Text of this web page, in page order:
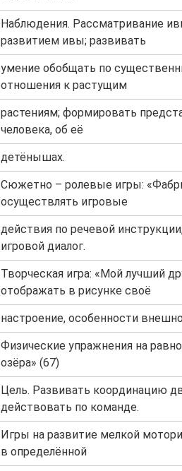
Наблюдения. Рассматривание
развитием ивы; развивать
умение обобщать по
отношения к растущим
растениям; формировать
человека, об её
детёнышах.
Сюжетно – ролевые игры:
осуществлять игровые
действия по речевой
игровой диалог.
Творческая игра: «Мой лучший
отображать в рисунке своё
настроение, особенности
Физические упражнения на
озёра» (67)
Цель. Развивать координацию
действовать по команде.
Игры на развитие мелкой
в определённой